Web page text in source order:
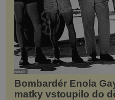
Bombardér Enola
matky vstoupilo do